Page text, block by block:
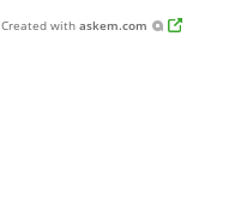
Created with askem.com